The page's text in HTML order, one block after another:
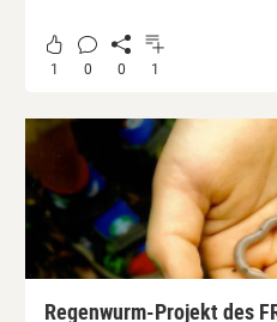
1 0 0 1
Regenwurm-Projekt des